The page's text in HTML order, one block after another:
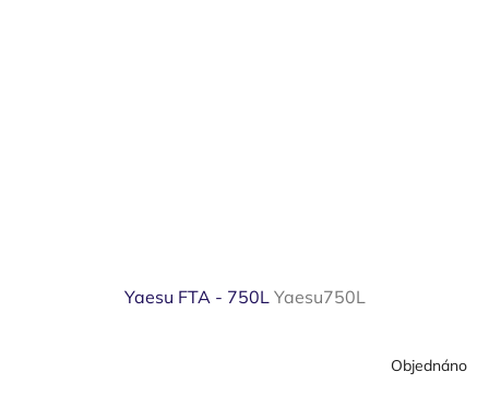
Yaesu FTA - 750L Yaesu750L
Objednáno